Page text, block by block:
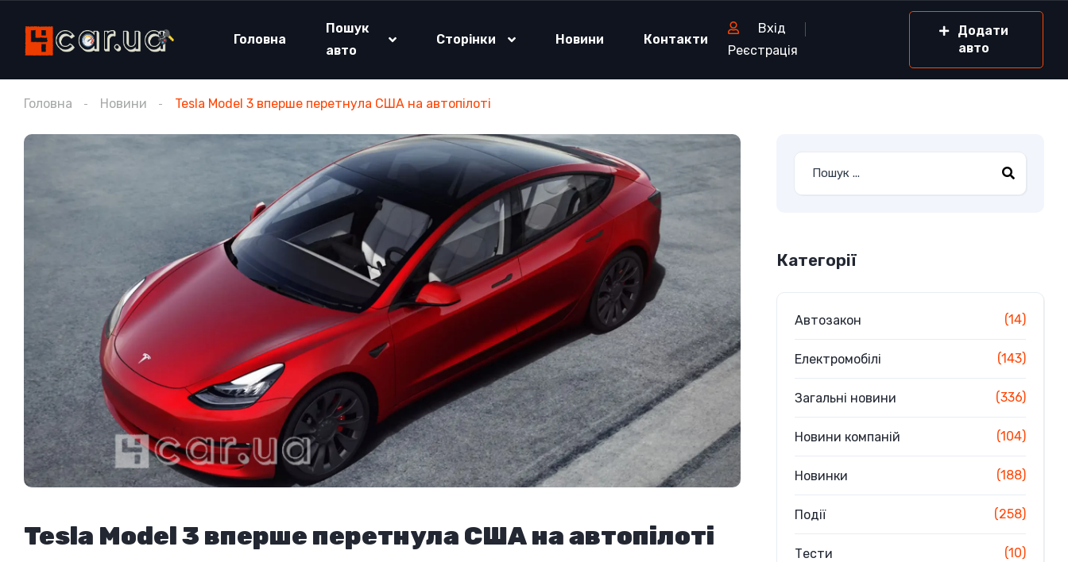
Головна
Пошук
авто
Сторінки Новини Контакти
Вхід
Реєстрація
Додати
авто
Головна Новини Tesla Model 3 вперше перетнула США на автопілоті
Tesla Model 3 вперше перетнула США на автопілоті
Категорії
Автозакон (14)
Електромобілі (143)
Загальні новини (336)
Новини компаній (104)
Новинки (188)
Події (258)
Тести (10)